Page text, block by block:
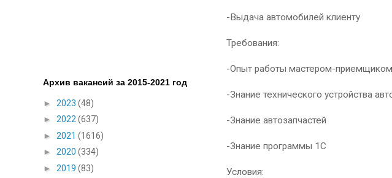
-Выдача автомобилей клиенту
Требования:
-Опыт работы мастером-приемщиком
-Знание технического устройства
-Знание автозапчастей
-Знание программы 1С
Условия:
Архив вакансий за 2015-2021 год
► 2023 (48)
► 2022 (637)
► 2021 (1616)
► 2020 (334)
► 2019 (83)